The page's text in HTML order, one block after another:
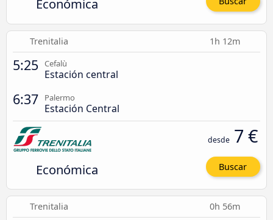
Económica
Trenitalia 1h 12m
5:25 Cefalù
Estación central
6:37 Palermo
Estación Central
Económica
desde 7 €
Buscar
Trenitalia 0h 56m